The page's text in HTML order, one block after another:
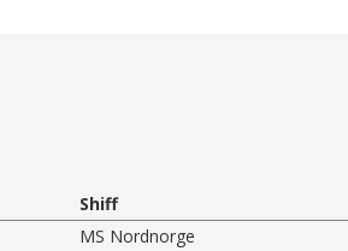
Shiff
MS Nordnorge